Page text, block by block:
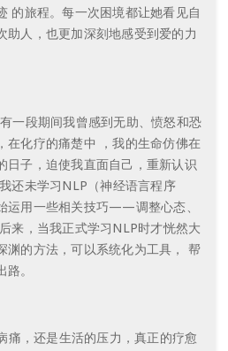
的旅程。每一次困境都让她看见自
助人，也更加深刻地感受到爱的力
一段期间我曾感到无助、愤怒和恐
在化疗的痛楚中 ，我的生命仿佛在
日子，迫使我直面自己，重新认识
还未学习NLP（神经语言程序
运用一些相关技巧——调整心态、
来，当我正式学习NLP时才恍然大
渊的方法，可以系统化为工具， 帮
。
痛，还是生活的压力，真正的疗愈